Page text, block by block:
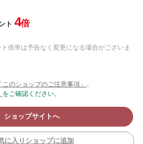
ト 4倍
倍率は予告なく変更になる場合がございま
「このショップのご注意事項」 、
をご確認ください。
ショップサイトへ
に入りショップに追加